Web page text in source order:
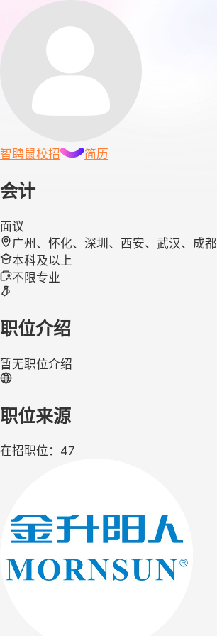
智聘鼠校招 简历
会计
面议
广州、怀化、深圳、西安、武汉、成都
本科及以上
不限专业
职位介绍
暂无职位介绍
职位来源
在招职位：47